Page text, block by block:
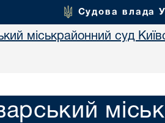
Судова влада
міськрайонний суд